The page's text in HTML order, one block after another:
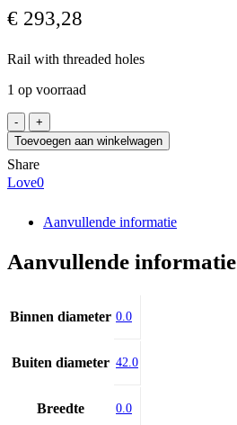
€ 293,28
Rail with threaded holes
1 op voorraad
HIWIN
WER27T
/1073H,
20-
33
Toevoegen aan winkelwagen
Share
Love0
Aanvullende informatie
Aanvullende informatie
Binnen diameter 0.0
Buiten diameter 42.0
Breedte 0.0